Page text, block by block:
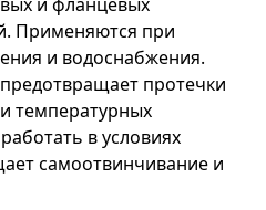
Применяются при
и водоснабжения.
протечки
температурных
в условиях
самоотвинчивание и